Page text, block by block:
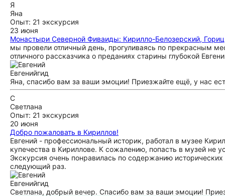
Я
Яна
Опыт: 21 экскурсия
23 июня
Монастыри Северной Фиваиды: Кирилло-Белозерский,
мы провели отличный день, прогуливаясь по прекрасным
отличного рассказчика о преданиях старины глубокой
Евгенийгид
Яна, спасибо вам за ваши эмоции! Приезжайте ещё, у нас
С
Светлана
Опыт: 21 экскурсия
20 июня
Добро пожаловать в Кириллов!
Евгений - профессиональный историк, работал в музее
купечества в Кириллове. К сожалению, попасть в музей не
Экскурсия очень понравилась по содержанию
следующий раз.
Евгенийгид
Светлана, добрый вечер. Спасибо вам за ваши эмоции!